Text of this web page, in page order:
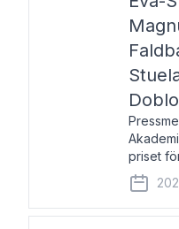
priset